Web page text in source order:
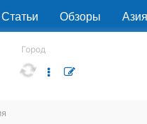
Статьи Обзоры Азия
Город